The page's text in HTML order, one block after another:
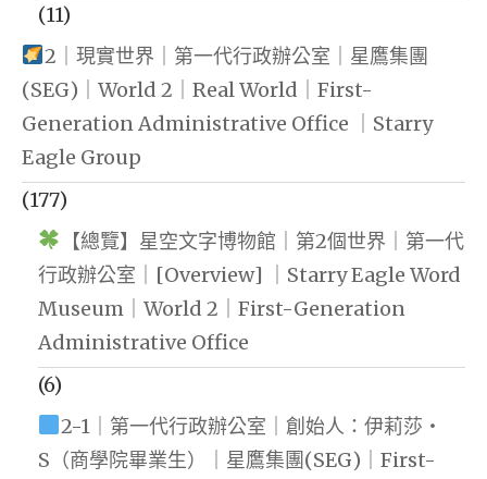
(11)
2｜現實世界｜第一代行政辦公室｜星鷹集團
(SEG)｜World 2｜Real World｜First-
Generation Administrative Office ｜Starry
Eagle Group
(177)
【總覽】星空文字博物館｜第2個世界｜第一代
行政辦公室｜[Overview] ｜Starry Eagle Word
Museum｜World 2｜First-Generation
Administrative Office
(6)
2-1｜第一代行政辦公室｜創始人：伊莉莎・
S（商學院畢業生）｜星鷹集團(SEG)｜First-